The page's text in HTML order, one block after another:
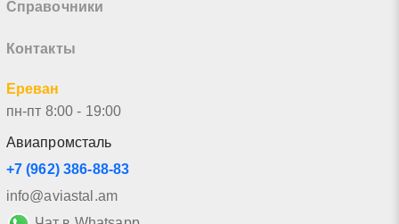
Справочники
Контакты
Ереван
пн-пт 8:00 - 19:00
Авиапромсталь
+7 (962) 386-88-83
info@aviastal.am